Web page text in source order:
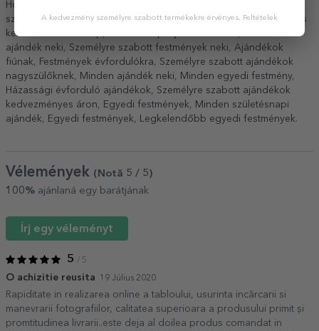
Horgászat
szabott ajándékok felnőtteknek,Személyre szabott festmények és
keretek - születésnap
ajándék neki
Személyre szabott festmények neki
Ajándékok
fiúnak
Festmények évfordulókra
Személyre szabott ajándékok
nagyszülőknek
Minden ajándék neki Minden egyedi festmény,
Házassági évforduló ajándékok
Személyre szabott ajándékok
kedvezményes áron
Egyedi festmények
Minden születésnapi
ajándék
Egyedi festmények Legkelendőbb egyedi festmények.
Vélemények (Notă 5 / 5)
100% ajánlaná egy barátjának
Írj egy véleményt
5 / 5
O achizitie reusita 19 Július 2020
Rapiditate in realizarea online a tabloului, usurinta incărcarii si
manevrarii fotografiilor, calitatea superioara a produsului primit și
promtitudinea livrarii..este deja al doilea produs comandat in
A kedvezmény személyre szabott termékekre érvényes. Feltételek